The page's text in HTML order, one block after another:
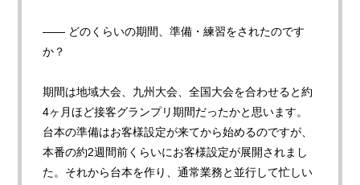
—— どのくらいの期間、準備・練習をされたのです
か ？
期間は地域大会、九州大会、全国大会を合わせると約
4ヶ月ほど接客グランプリ期間だったかと思います。
台本の準備はお客様設定が来てから始めるのですが、
本番の約2週間前くらいにお客様設定が展開されまし
た。それから台本を作り、通常業務と並行して忙しい